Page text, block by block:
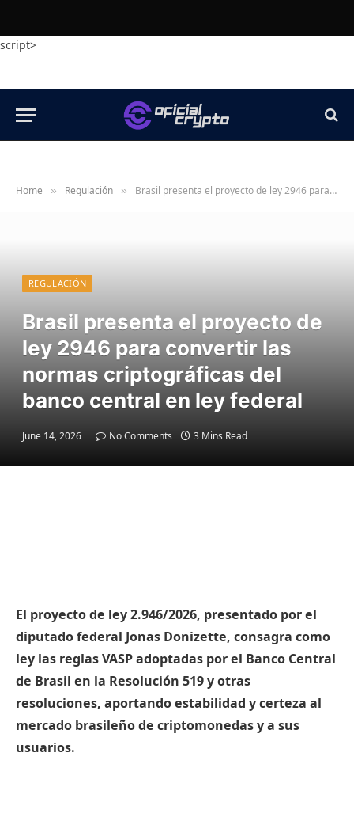
script>
Home » Regulación » Brasil presenta el proyecto de ley 2946 para convertir las normas criptográficas del banco central en ley federal
REGULACIÓN
Brasil presenta el proyecto de
ley 2946 para convertir las
normas criptográficas del
banco central en ley federal
June 14, 2026 No Comments 3 Mins Read
El proyecto de ley 2.946/2026, presentado por el
diputado federal Jonas Donizette, consagra como
ley las reglas VASP adoptadas por el Banco Central
de Brasil en la Resolución 519 y otras
resoluciones, aportando estabilidad y certeza al
mercado brasileño de criptomonedas y a sus
usuarios.